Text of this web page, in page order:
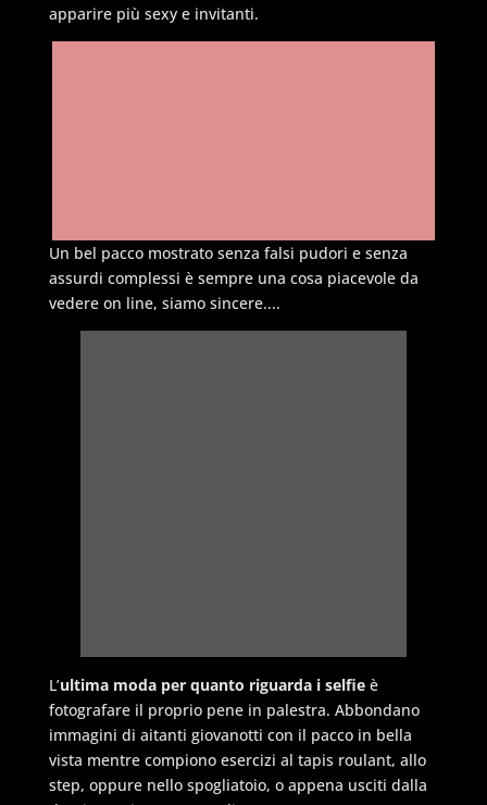
apparire più sexy e invitanti.
Un bel pacco mostrato senza falsi pudori e senza
assurdi complessi è sempre una cosa piacevole da
vedere on line, siamo sincere....
L’ultima moda per quanto riguarda i selfieè
fotografare il proprio pene in palestra. Abbondano
immagini di aitanti giovanotti con il pacco in bella
vista mentre compiono esercizi al tapis roulant, allo
step, oppure nello spogliatoio, o appena usciti dalla